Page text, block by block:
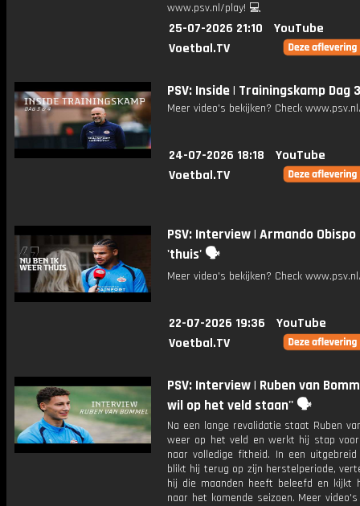
www.psv.nl/play! 💻
25-07-2026 21:10
YouTube
Voetbal.TV
PSV: Inside | Trainingskamp Dag
Meer video's bekijken? Check
24-07-2026 18:18
YouTube
Voetbal.TV
PSV: Interview | Armando
'thuis' 🗣️
Meer video's bekijken? Check
22-07-2026 19:36
YouTube
Voetbal.TV
PSV: Interview | Ruben van
wil op het veld staan'' 🗣️
Na een lange revalidatie staat Ruben
weer op het veld en werkt hij stap
naar volledige fitheid. In een
blikt hij terug op zijn herstelperiode,
hij die maanden heeft beleefd en kijkt
naar het komende seizoen. Meer